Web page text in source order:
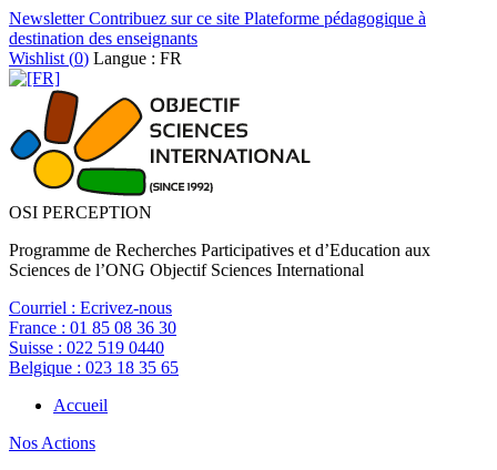
NewsletterContribuez sur ce site Plateforme pédagogique à
destination des enseignants
Wishlist (0) Langue : FR
OSI PERCEPTION
Programme de Recherches Participatives et d’Education aux
Sciences de l’ONG Objectif Sciences International
Courriel : Ecrivez-nous
France : 01 85 08 36 30
Suisse : 022 519 0440
Belgique : 023 18 35 65
Accueil
Nos Actions